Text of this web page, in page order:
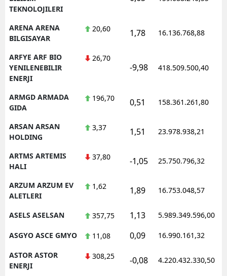
TEKNOLOJILERI
ARENA ARENA
BILGISAYAR
20,60 1,78 16.136.768,88
ARFYE ARF BIO
YENILENEBILIR
ENERJI
26,70
-9,98 418.509.500,40
ARMGD ARMADA
GIDA
196,70 0,51 158.361.261,80
ARSAN ARSAN
HOLDING
3,37 1,51 23.978.938,21
ARTMS ARTEMIS
HALI
37,80 -1,05 25.750.796,32
ARZUM ARZUM EV
ALETLERI
1,62 1,89 16.753.048,57
ASELS ASELSAN 357,75 1,13 5.989.349.596,00
ASGYO ASCE GMYO 11,08 0,09 16.990.161,32
ASTOR ASTOR
ENERJI
308,25 -0,08 4.220.432.330,50